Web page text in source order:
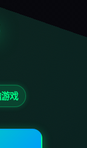
戏